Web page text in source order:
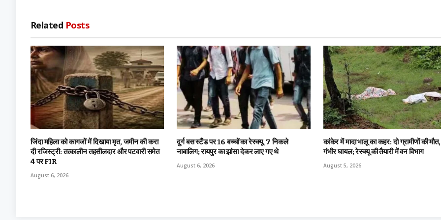
Related Posts
जिंदा महिला को कागजों में दिखाया मृत, जमीन की करा
दी रजिस्ट्री: तत्कालीन तहसीलदार और पटवारी समेत
4 पर FIR
August 6, 2026
दुर्ग बस स्टैंड पर 16 बच्चों का रेस्क्यू, 7 निकले
नाबालिग; रायपुर का झांसा देकर लाए गए थे
August 6, 2026
कांकेर में मादा भालू का कहर: दो ग्रामीणों की
गंभीर घायल; रेस्क्यू की तैयारी में वन विभाग
August 5, 2026